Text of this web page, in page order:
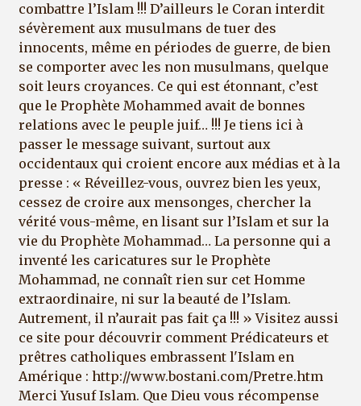
combattre l’Islam !!! D’ailleurs le Coran interdit
sévèrement aux musulmans de tuer des
innocents, même en périodes de guerre, de bien
se comporter avec les non musulmans, quelque
soit leurs croyances. Ce qui est étonnant, c’est
que le Prophète Mohammed avait de bonnes
relations avec le peuple juif… !!! Je tiens ici à
passer le message suivant, surtout aux
occidentaux qui croient encore aux médias et à la
presse : « Réveillez-vous, ouvrez bien les yeux,
cessez de croire aux mensonges, chercher la
vérité vous-même, en lisant sur l’Islam et sur la
vie du Prophète Mohammad… La personne qui a
inventé les caricatures sur le Prophète
Mohammad, ne connaît rien sur cet Homme
extraordinaire, ni sur la beauté de l’Islam.
Autrement, il n’aurait pas fait ça !!! » Visitez aussi
ce site pour découvrir comment Prédicateurs et
prêtres catholiques embrassent l'Islam en
Amérique : http://www.bostani.com/Pretre.htm
Merci Yusuf Islam. Que Dieu vous récompense